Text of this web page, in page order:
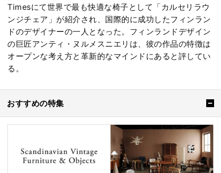
Timesにて世界で最も快適な椅子として「カルセリラウ
ンジチェア」が紹介され、国際的に成功したフィンラン
ドのデザイナーの一人となった。フィンランドデザイン
の巨匠アンティ・ヌルメスニエリは、彼の作品の特徴は
オープンな考え方と革新的なマインドにあると評してい
る。
おすすめの特集